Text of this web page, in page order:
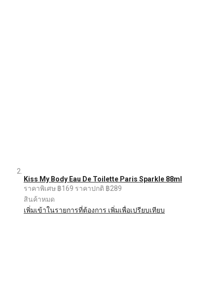
Kiss My Body Eau De Toilette Paris Sparkle 88ml
ราคาพิเศษ ฿169 ราคาปกติ ฿289
สินค้าหมด
เพิ่มเข้าในรายการที่ต้องการ เพิ่มเพื่อเปรียบเทียบ